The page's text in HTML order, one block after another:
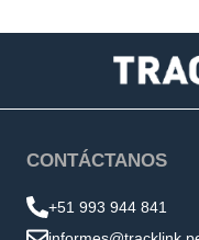
CONTÁCTANOS
+51 993 944 841